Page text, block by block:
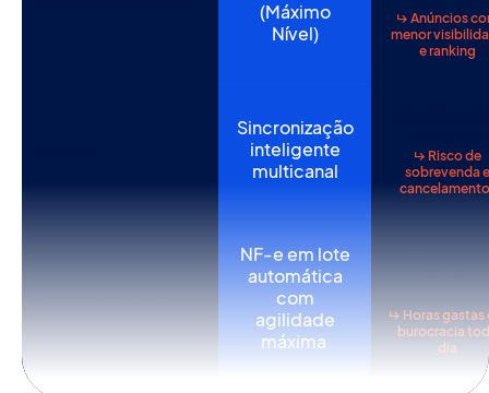
(Máximo
Nível)
↳ Anúncios
menor
e ranking
Sincronização
inteligente
multicanal
↳ Risco de
sobrevenda e
NF-e em lote
automática
com
agilidade
máxima
↳ Horas gastas
burocracia
dia